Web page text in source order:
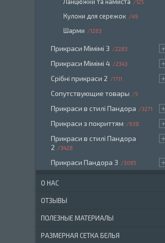
125
Кулони для сережок 49
Шарми 1283
Прикраси Мімімі 3 2283
Прикраси Мімімі 4 2343
Срібні прикраси 2 1711
Сопутствующие товары 5
Прикраси в стилі Пандора 3271
Прикраси з покриттям 638
Прикраси в стилі Пандора
2
3428
Прикраси Пандора 3 3085
О НАС
ОТЗЫВЫ
ПОЛЕЗНЫЕ МАТЕРИАЛЫ
РАЗМЕРНАЯ СЕТКА БЕЛЬЯ